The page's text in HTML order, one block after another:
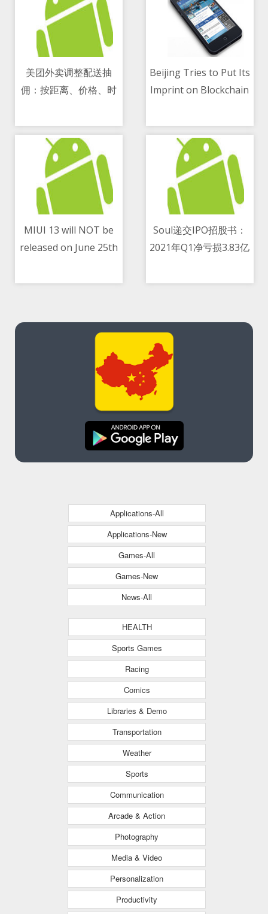
美团外卖调整配送抽
佣：按距离、价格、时
Beijing Tries to Put Its
Imprint on Blockchain
MIUI 13 will NOT be
released on June 25th
compatible models is
Soul递交IPO招股书：
2021年Q1净亏损3.83亿
东
Applications-All
Applications-New
Games-All
Games-New
News-All
HEALTH
Sports Games
Racing
Comics
Libraries & Demo
Transportation
Weather
Sports
Communication
Arcade & Action
Photography
Media & Video
Personalization
Productivity